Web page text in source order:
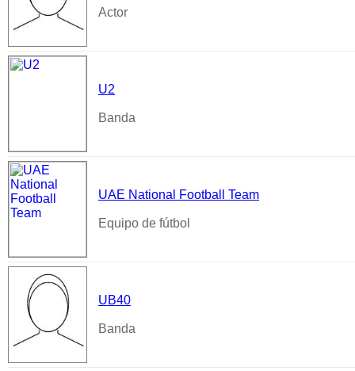
Actor
U2
Banda
UAE National Football Team
Equipo de fútbol
UB40
Banda